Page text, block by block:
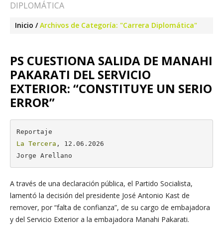
DIPLOMÁTICA
Inicio Archivos de Categoría: "Carrera Diplomática"
PS CUESTIONA SALIDA DE MANAHI
PAKARATI DEL SERVICIO
EXTERIOR: “CONSTITUYE UN SERIO
ERROR”
La Tercera , 12.06.2026
Jorge Arellano
A través de una declaración pública, el Partido Socialista,
lamentó la decisión del presidente José Antonio Kast de
remover, por “falta de confianza”, de su cargo de embajadora
y del Servicio Exterior a la embajadora Manahi Pakarati.